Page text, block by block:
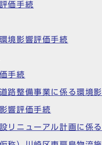
価手続
境影響評価手続
手続
整備事業に係る環境
響評価手続
ニューアル計画に係